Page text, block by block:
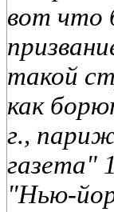
вот что
такой
как
г.,
газета"
"Нью-